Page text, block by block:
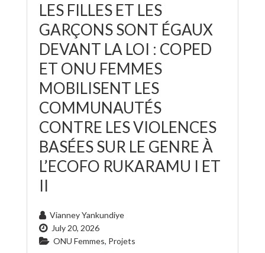
LES FILLES ET LES
GARÇONS SONT ÉGAUX
DEVANT LA LOI : COPED
ET ONU FEMMES
MOBILISENT LES
COMMUNAUTÉS
CONTRE LES VIOLENCES
BASÉES SUR LE GENRE À
L’ECOFO RUKARAMU I ET
II
Vianney Yankundiye
July 20, 2026
ONU Femmes, Projets